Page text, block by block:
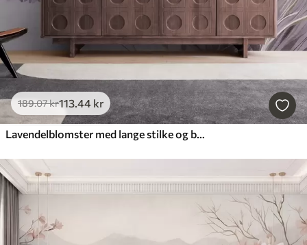
189.07kr113.44 kr
Lavendelblomster med lange stilke og blade, kunstværk i bløde pastelfarver med struktur